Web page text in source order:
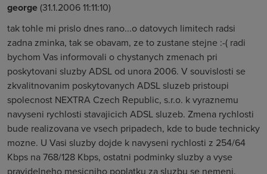
george(31.1.2006 11:11:10)
tak tohle mi prislo dnes rano...o datovych limitech radsi
zadna zminka, tak se obavam, ze to zustane stejne :-( radi
bychom Vas informovali o chystanych zmenach pri
poskytovani sluzby ADSL od unora 2006. V souvislosti se
zkvalitnovanim poskytovanych ADSL sluzeb pristoupi
spolecnost NEXTRA Czech Republic, s.r.o. k vyraznemu
navyseni rychlosti stavajicich ADSL sluzeb. Zmena rychlosti
bude realizovana ve vsech pripadech, kde to bude technicky
mozne. U Vasi sluzby dojde k navyseni rychlosti z 254/64
Kbps na 768/128 Kbps, ostatni podminky sluzby a vyse
pravidelneho mesicniho poplatku za sluzbu se nemeni.